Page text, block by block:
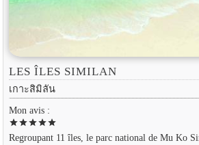
LES ÎLES SIMILAN
เกาะสิมิลัน
Mon avis :
starstarstarstarstar
Regroupant 11 îles, le parc national de Mu Ko